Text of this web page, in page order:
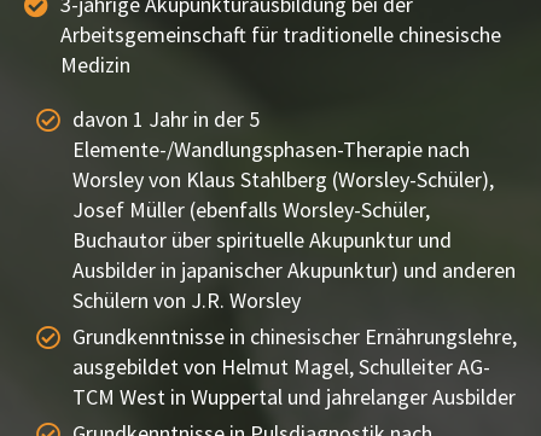
Arbeitsgemeinschaft für traditionelle chinesische
Medizin
davon 1 Jahr in der 5
Elemente-/Wandlungsphasen-Therapie nach
Worsley von Klaus Stahlberg (Worsley-Schüler),
Josef Müller (ebenfalls Worsley-Schüler,
Buchautor über spirituelle Akupunktur und
Ausbilder in japanischer Akupunktur) und anderen
Schülern von J.R. Worsley
Grundkenntnisse in chinesischer Ernährungslehre,
ausgebildet von Helmut Magel, Schulleiter AG-
TCM West in Wuppertal und jahrelanger Ausbilder